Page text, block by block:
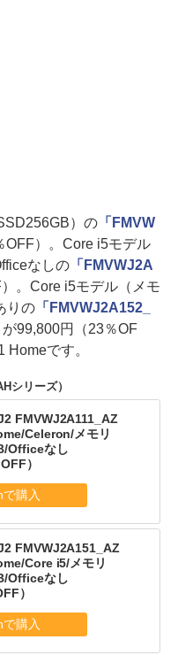
）の「FMVW
OFF）。Core i5モデル
なしの「FMVWJ2A
。Core i5モデル（メモ
りの「FMVWJ2A152_
が99,800円（23％OF
です。
シリーズ）
FMVWJ2A111_AZ
Celeron/メモリ
Officeなし
）
FMVWJ2A151_AZ
Core i5/メモリ
Officeなし
）